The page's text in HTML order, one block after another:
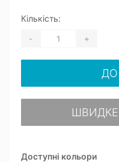
Доступні кольори
Кількість:
- +